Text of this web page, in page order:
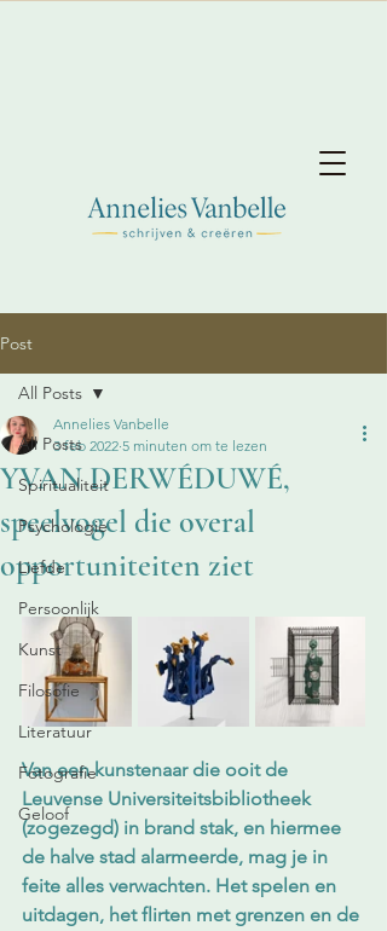
Post
All Posts
Spiritualiteit
Psychologie
Liefde
Persoonlijk
Kunst
Filosofie
Literatuur
Fotografie
Geloof
All Posts
YVAN DERWÉDUWÉ,
speelvogel die overal
opportuniteiten ziet
Annelies Vanbelle
3 feb 2022 5 minuten om te lezen
Van een kunstenaar die ooit de
Leuvense Universiteitsbibliotheek
(zogezegd) in brand stak, en hiermee
de halve stad alarmeerde, mag je in
feite alles verwachten. Het spelen en
uitdagen, het flirten met grenzen en de